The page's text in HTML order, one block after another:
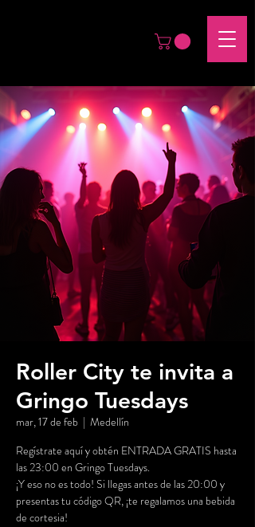
Roller City te invita a
Gringo Tuesdays
mar, 17 de feb
  |
Medellín
Regístrate aquí y obtén ENTRADA GRATIS hasta
las 23:00 en Gringo Tuesdays.
¡Y eso no es todo! Si llegas antes de las 20:00 y
presentas tu código QR, ¡te regalamos una bebida
de cortesia!